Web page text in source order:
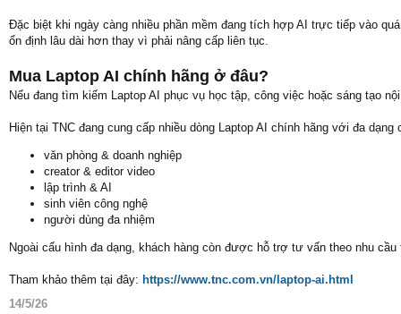
Đặc biệt khi ngày càng nhiều phần mềm đang tích hợp AI trực tiếp vào
ổn định lâu dài hơn thay vì phải nâng cấp liên tục.
Mua Laptop AI chính hãng ở đâu?
Nếu đang tìm kiếm Laptop AI phục vụ học tập, công việc hoặc sáng tạo
Hiện tại TNC đang cung cấp nhiều dòng Laptop AI chính hãng với đa
văn phòng & doanh nghiệp
creator & editor video
lập trình & AI
sinh viên công nghệ
người dùng đa nhiệm
Ngoài cấu hình đa dạng, khách hàng còn được hỗ trợ tư vấn theo nhu
Tham khảo thêm tại đây: https://www.tnc.com.vn/laptop-ai.html
14/5/26